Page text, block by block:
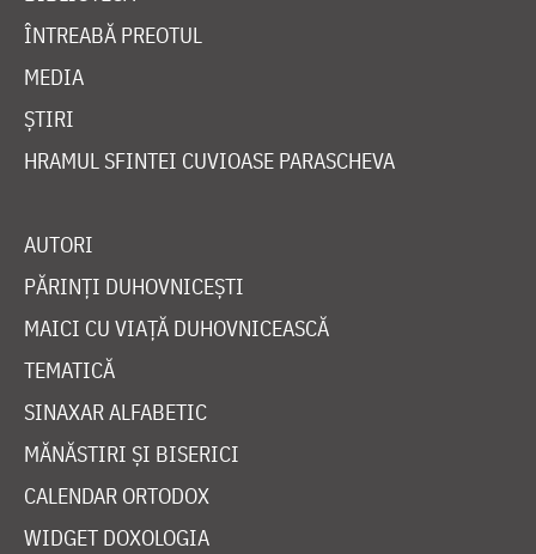
ÎNTREABĂ PREOTUL
MEDIA
ȘTIRI
HRAMUL SFINTEI CUVIOASE PARASCHEVA
AUTORI
PĂRINȚI DUHOVNICEȘTI
MAICI CU VIAȚĂ DUHOVNICEASCĂ
TEMATICĂ
SINAXAR ALFABETIC
MĂNĂSTIRI ȘI BISERICI
CALENDAR ORTODOX
WIDGET DOXOLOGIA